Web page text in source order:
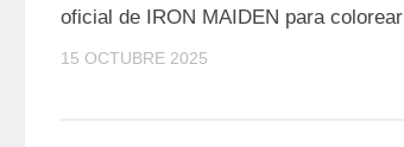
oficial de IRON MAIDEN para colorear
15 OCTUBRE 2025